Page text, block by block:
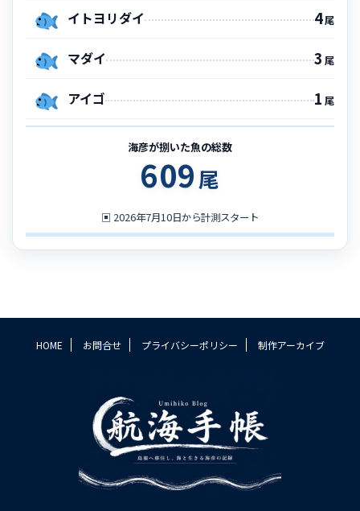
イトヨリダイ 4尾
マダイ 3 尾
アイゴ 1 尾
海彦が捌いた魚の総数
609尾
▣ 2026年7月10日から計測スタート
HOME お問合せ プライバシーポリシー 制作アーカイブ